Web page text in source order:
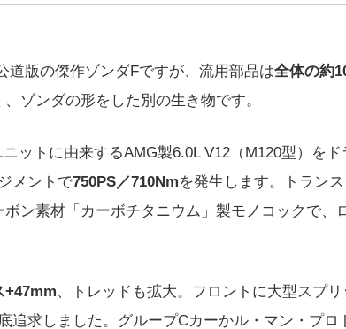
道版の傑作ゾンダFですが、流用部品は全体の約
ゾンダの形をした別の生き物です。
ニットに由来するAMG製6.0L V12（M120型）をド
メントで750PS／710Nmを発生します。トランス
ン素材「カーボチタニウム」製モノコックで、
+47mm 、トレッドも拡大。フロントに大型スプリ
追求しました。グループCカーかル・マン・プロ